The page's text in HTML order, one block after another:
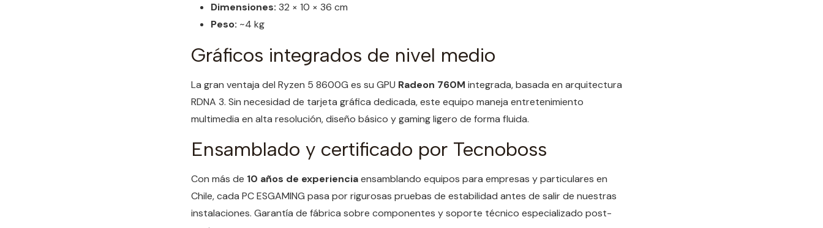
Dimensiones: 32 × 10 × 36 cm
Peso: ~4 kg
Gráficos integrados de nivel medio
La gran ventaja del Ryzen 5 8600G es su GPU Radeon 760M integrada, basada en arquitectura
RDNA 3. Sin necesidad de tarjeta gráfica dedicada, este equipo maneja entretenimiento
multimedia en alta resolución, diseño básico y gaming ligero de forma fluida.
Ensamblado y certificado por Tecnoboss
Con más de 10 años de experienciaensamblando equipos para empresas y particulares en
Chile, cada PC ESGAMING pasa por rigurosas pruebas de estabilidad antes de salir de nuestras
instalaciones. Garantía de fábrica sobre componentes y soporte técnico especializado post-